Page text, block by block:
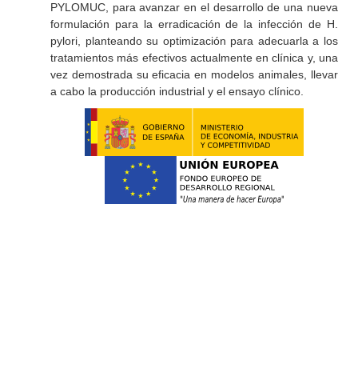
PYLOMUC, para avanzar en el desarrollo de una nueva
formulación para la erradicación de la infección de H.
pylori, planteando su optimización para adecuarla a los
tratamientos más efectivos actualmente en clínica y, una
vez demostrada su eficacia en modelos animales, llevar
a cabo la producción industrial y el ensayo clínico.